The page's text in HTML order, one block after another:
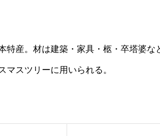
特産。材は建築・家具・柩・卒塔婆な
マスツリーに用いられる。